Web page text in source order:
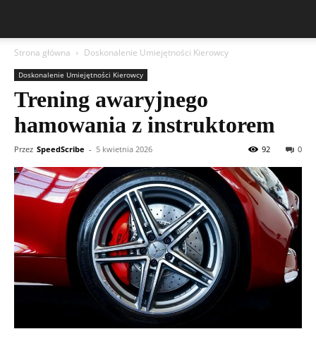
Strona główna Doskonalenie Umiejętności Kierowcy
Doskonalenie Umiejętności Kierowcy
Trening awaryjnego
hamowania z instruktorem
Przez SpeedScribe - 5 kwietnia 2026 0
92